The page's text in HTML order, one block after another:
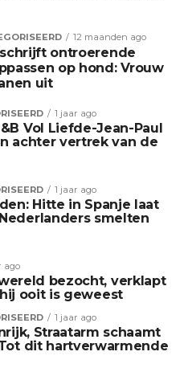
12 maanden ago
ontroerende
op hond: Vrouw
uit
1 jaar ago
Vol Liefde-Jean-Paul
achter vertrek van de
1 jaar ago
Hitte in Spanje laat
smelten
ago
bezocht, verklapt
ooit is geweest
1 jaar ago
Straatarm schaamt
dit hartverwarmende